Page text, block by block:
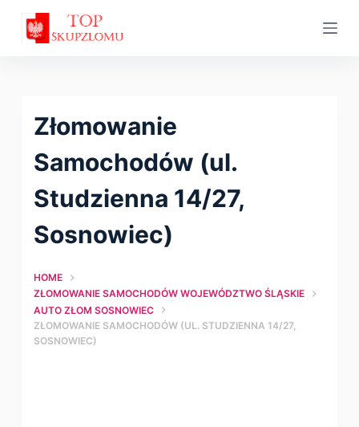
Złomowanie
Samochodów (ul.
Studzienna 14/27,
Sosnowiec)
HOME
ZŁOMOWANIE SAMOCHODÓW WOJEWÓDZTWO ŚLĄSKIE
AUTO ZŁOM SOSNOWIEC
ZŁOMOWANIE SAMOCHODÓW (UL. STUDZIENNA 14/27,
SOSNOWIEC)